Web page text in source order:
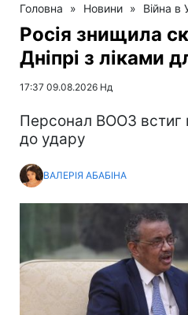
Головна » Новини » Війна в
Росія знищила
Дніпрі з ліками
17:37 09.08.2026 Нд
Персонал ВООЗ встиг
до удару
ВАЛЕРІЯ АБАБІНА